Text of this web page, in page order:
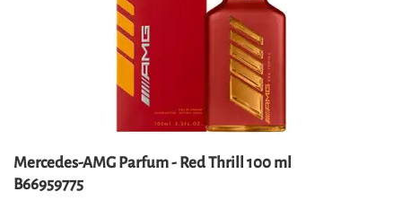
Mercedes-AMG Parfum - Red Thrill 100 ml
B66959775